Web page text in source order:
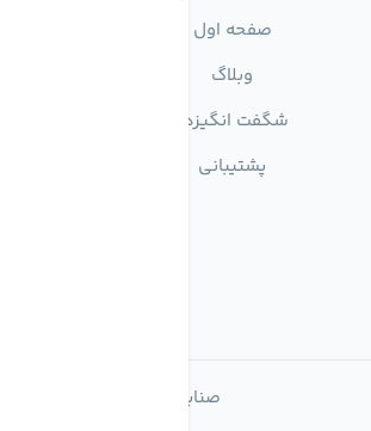
صفحه اول
وبلاگ
شگفت انگیزها
پشتیبانی
صنایع تولیدی تصفیه آب ماهان